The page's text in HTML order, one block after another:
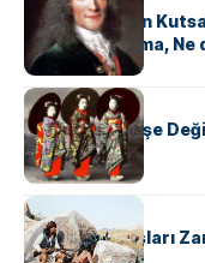
Voltaire Neden
Kutsal, Ne Roma,
KÜLTÜR
Geyşalar Fahişe
KÜLTÜR
Apache Savaşları